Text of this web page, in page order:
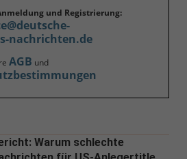
und Registrierung:
nachrichten.de
AGB und
Warum schlechte